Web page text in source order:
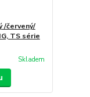
/červený/
TS série
Skladem